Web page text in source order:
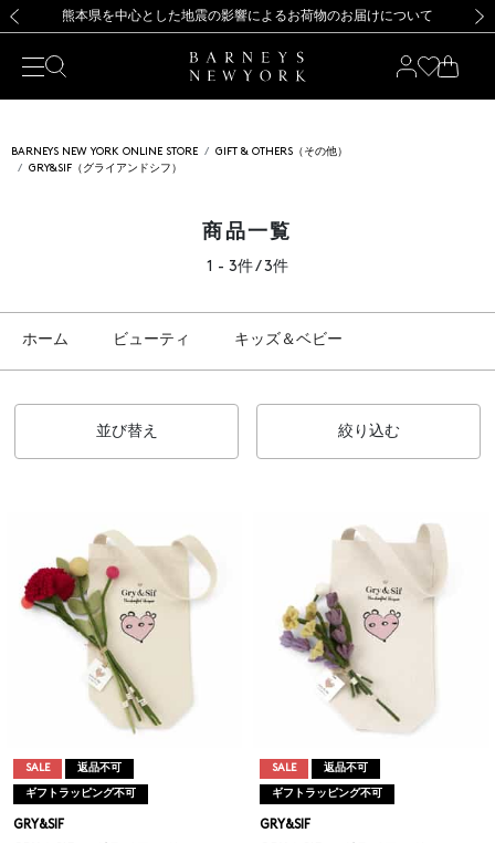
新規登録のお客様も対象！＜MY BARNEYS＞会員のお客様は11,000円（税込）以上のお買上げで常時送料無料！お買い物の際は会員登録を！
【夏季休業に伴う返品・交換承り一時停止のお知らせ】（2026.8.5）
熊本県を中心とした地震の影響によるお荷物のお届けについて
【開催中】SUMMER SALEのご案内・ご注意事項 新規登録のお客様も対象！＜MY BARNEYS＞会員のお客様は11,000円（税込）以上のお買上げで常時送料無料！お買い物の際は会員登録を！
【夏季休業に伴う返品・交換承り一時停止のお知らせ】（2026.8.5）
BARNEYS NEW YORK ONLINE STORE
GIFT & OTHERS（その他）
GRY&SIF（グライアンドシフ）
商品一覧
1 - 3件 / 3件
ホーム ビューティ キッズ＆ベビー
並び替え 絞り込む
SALE 返品不可
ギフトラッピング不可
GRY&SIF
SALE 返品不可
ギフトラッピング不可
GRY&SIF